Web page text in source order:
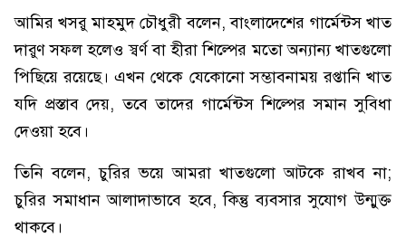
আমির খসরু মাহমুদ চৌধুরী বলেন, বাংলাদেশের গার্মেন্টস খাত
দারুণ সফল হলেও স্বর্ণ বা হীরা শিল্পের মতো অন্যান্য খাতগুলো
পিছিয়ে রয়েছে। এখন থেকে যেকোনো সম্ভাবনাময় রপ্তানি খাত
যদি প্রস্তাব দেয়, তবে তাদের গার্মেন্টস শিল্পের সমান সুবিধা
দেওয়া হবে।
তিনি বলেন, চুরির ভয়ে আমরা খাতগুলো আটকে রাখব না;
চুরির সমাধান আলাদাভাবে হবে, কিন্তু ব্যবসার সুযোগ উন্মুক্ত
থাকবে।